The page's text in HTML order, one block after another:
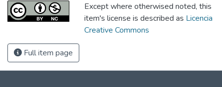
Except where otherwised noted, this
item's license is described as Licencia
Creative Commons
Full item page